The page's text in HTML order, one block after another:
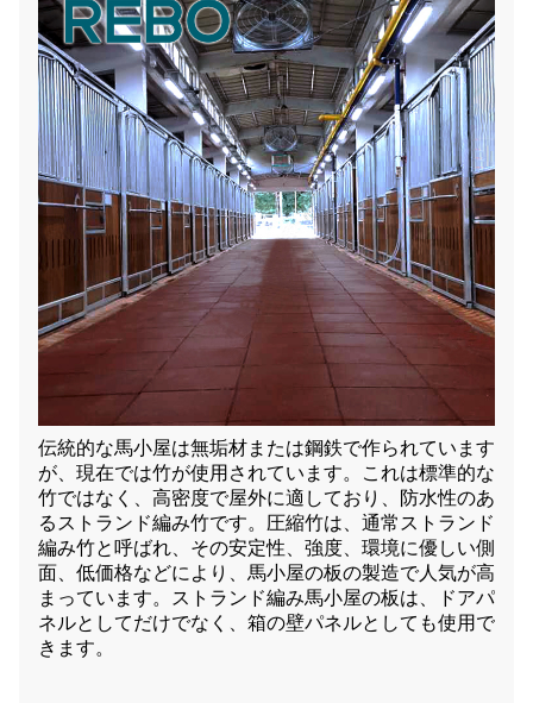
伝統的な馬小屋は無垢材または鋼鉄で作られています
が、現在では竹が使用されています。これは標準的な
竹ではなく、高密度で屋外に適しており、防水性のあ
るストランド編み竹です。圧縮竹は、通常ストランド
編み竹と呼ばれ、その安定性、強度、環境に優しい側
面、低価格などにより、馬小屋の板の製造で人気が高
まっています。ストランド編み馬小屋の板は、ドアパ
ネルとしてだけでなく、箱の壁パネルとしても使用で
きます。